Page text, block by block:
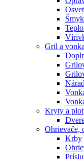
Gril a
Kryty a
Ohrievače,
Krby